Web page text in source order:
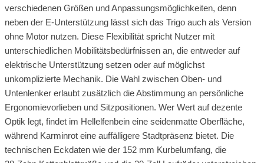
verschiedenen Größen und Anpassungsmöglichkeiten, denn
neben der E‑Unterstützung lässt sich das Trigo auch als Version
ohne Motor nutzen. Diese Flexibilität spricht Nutzer mit
unterschiedlichen Mobilitätsbedürfnissen an, die entweder auf
elektrische Unterstützung setzen oder auf möglichst
unkomplizierte Mechanik. Die Wahl zwischen Oben‑ und
Untenlenker erlaubt zusätzlich die Abstimmung an persönliche
Ergonomievorlieben und Sitzpositionen. Wer Wert auf dezente
Optik legt, findet im Hellelfenbein eine seidenmatte Oberfläche,
während Karminrot eine auffälligere Stadtpräsenz bietet. Die
technischen Eckdaten wie der 152 mm Kurbelumfang, die